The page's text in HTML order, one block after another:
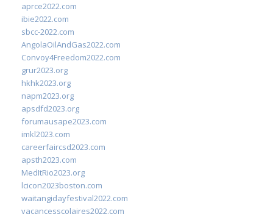
aprce2022.com
ibie2022.com
sbcc-2022.com
AngolaOilAndGas2022.com
Convoy4Freedom2022.com
grur2023.org
hkhk2023.org
napm2023.org
apsdfd2023.org
forumausape2023.com
imkl2023.com
careerfaircsd2023.com
apsth2023.com
MedItRio2023.org
lcicon2023boston.com
waitangidayfestival2022.com
vacancesscolaires2022.com